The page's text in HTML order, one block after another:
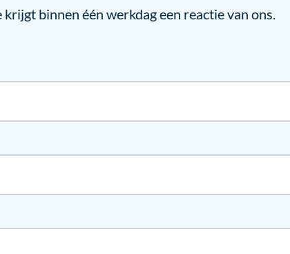
krijgt binnen één werkdag een reactie van ons.